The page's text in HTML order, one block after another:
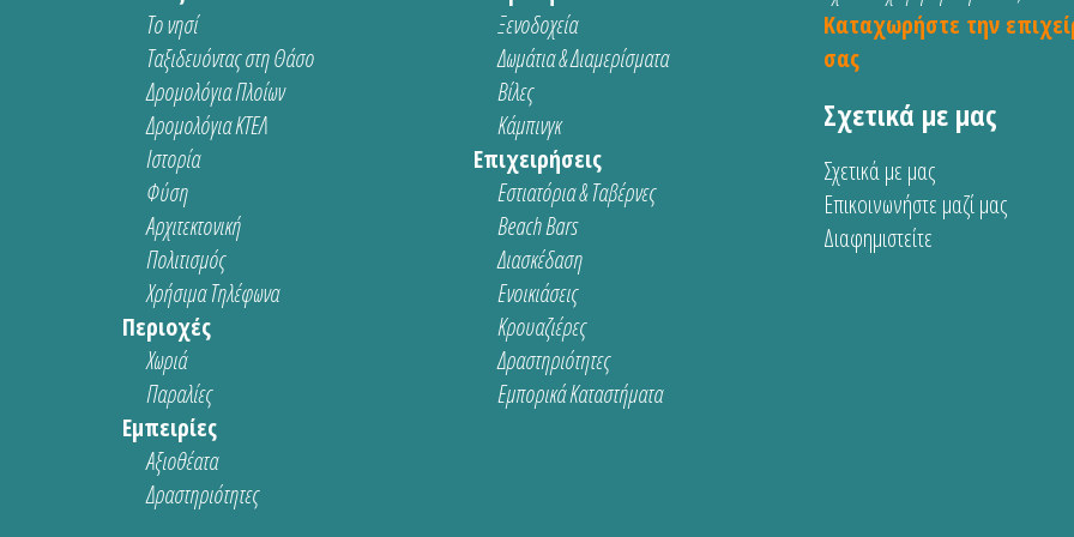
Το νησί
Ταξιδευόντας στη Θάσο
Δρομολόγια Πλοίων
Δρομολόγια ΚΤΕΛ
Ιστορία
Φύση
Αρχιτεκτονική
Πολιτισμός
Χρήσιμα Τηλέφωνα
Περιοχές
Χωριά
Παραλίες
Εμπειρίες
Αξιοθέατα
Δραστηριότητες
Ξενοδοχεία
Δωμάτια & Διαμερίσματα
Βίλες
Κάμπινγκ
Επιχειρήσεις
Εστιατόρια & Ταβέρνες
Beach Bars
Διασκέδαση
Ενοικιάσεις
Κρουαζιέρες
Δραστηριότητες
Εμπορικά Καταστήματα
Καταχωρήστε την
σας
Σχετικά με μας
Σχετικά με μας
Επικοινωνήστε μαζί μας
Διαφημιστείτε